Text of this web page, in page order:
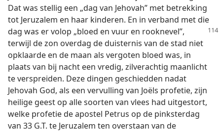
Dat was stellig een „dag van Jehovah” met betrekking
tot Jeruzalem en haar kinderen. En in verband met die
dag was er volop „bloed en vuur en rooknevel”,
terwijl de zon overdag de duisternis van de stad niet
opklaarde en de maan als vergoten bloed was, in
plaats van bij nacht een vredig, zilverachtig maanlicht
te verspreiden. Deze dingen geschiedden nadat
Jehovah God, als een vervulling van Joëls profetie, zijn
heilige geest op alle soorten van vlees had uitgestort,
welke profetie de apostel Petrus op de pinksterdag
van 33 G.T. te Jeruzalem ten overstaan van de